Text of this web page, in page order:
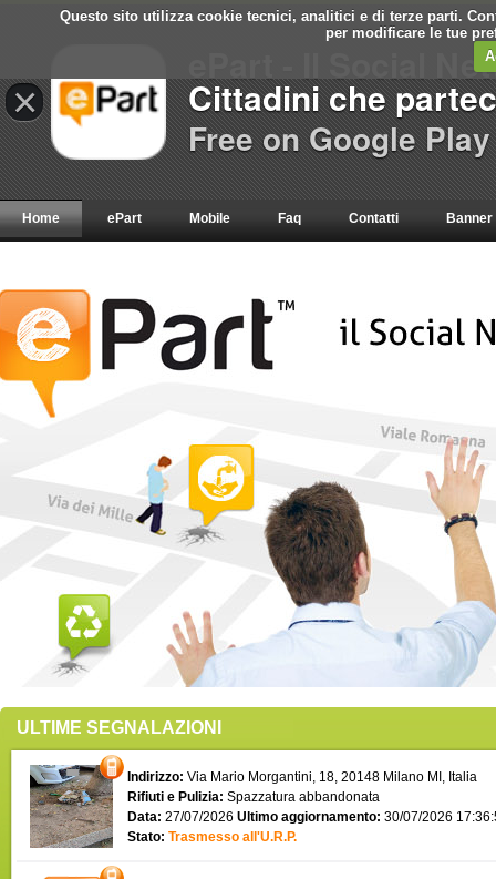
Questo sito utilizza cookie tecnici, analitici e di terze parti.
per modificare le tue
Home ePart Mobile Faq Contatti Banner
ULTIME SEGNALAZIONI
Indirizzo: Via Mario Morgantini, 18, 20148 Milano MI, Italia
Rifiuti e Pulizia: Spazzatura abbandonata
Data: 27/07/2026 Ultimo aggiornamento: 30/07/2026
Stato: Trasmesso all'U.R.P.
×
ePart - Il Social
Cittadini che
Free on Google Play